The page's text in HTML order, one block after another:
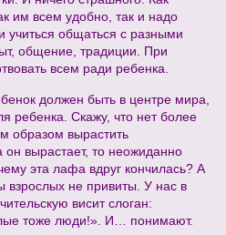
им всем удобно, так и надо
учиться общаться с разными
общение, традиции. При
всем ради ребенка.
должен быть в центре мира,
ребенка. Скажу, что нет более
образом вырастить
он вырастает, то неожиданно
эта лафа вдруг кончилась? А
взрослых не привиты. У нас в
висит слоган:
тоже люди!». И… понимают.